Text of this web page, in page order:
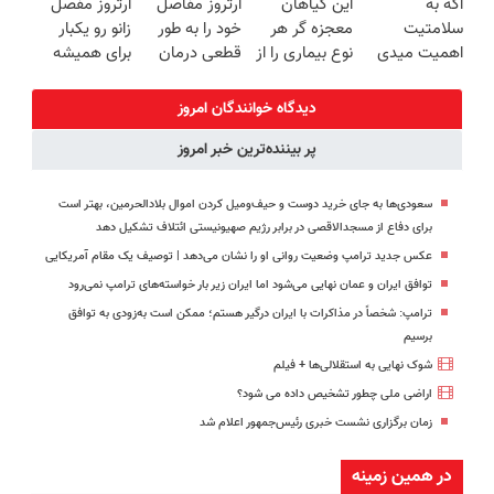
برگردون
(40%off)
رو پاکسازی کن آموزش رایگان
سلامتیت
اهمیت میدی
معجزه گر هر
نوع بیماری را از
خود را به طور
قطعی درمان
◗پرسش‌نامه◖
زانو رو یکبار
برای همیشه
دیدگاه خوانندگان امروز
پر بیننده‌ترین خبر امروز
سعودی‌ها به جای خرید دوست و حیف‌ومیل کردن اموال بلادالحرمین، بهتر است
برای دفاع از مسجدالاقصی در برابر رژیم صهیونیستی ائتلاف تشکیل دهد
عکس جدید ترامپ وضعیت روانی او را نشان می‌دهد | توصیف یک مقام آمریکایی
توافق ایران و عمان نهایی می‌شود اما ایران زیر بار خواسته‌های ترامپ نمی‌رود
ترامپ: شخصاً در مذاکرات با ایران درگیر هستم؛ ممکن است به‌زودی به توافق
برسیم
شوک نهایی به استقلالی‌ها + فیلم
اراضی ملی چطور تشخیص داده می شود؟
زمان برگزاری نشست خبری رئیس‌جمهور اعلام شد
در همین زمینه